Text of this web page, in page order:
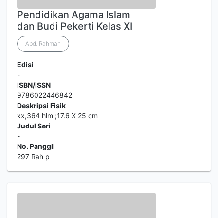
Pendidikan Agama Islam
dan Budi Pekerti Kelas XI
Abd. Rahman
Edisi
-
ISBN/ISSN
9786022446842
Deskripsi Fisik
xx,364 hlm.;17.6 X 25 cm
Judul Seri
-
No. Panggil
297 Rah p